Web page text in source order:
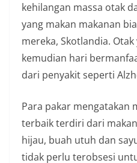
kehilangan massa otak
yang makan makanan
mereka, Skotlandia.
kemudian hari
dari penyakit seperti
Para pakar mengatakan
terbaik terdiri dari
hijau, buah utuh dan
tidak perlu terobsesi